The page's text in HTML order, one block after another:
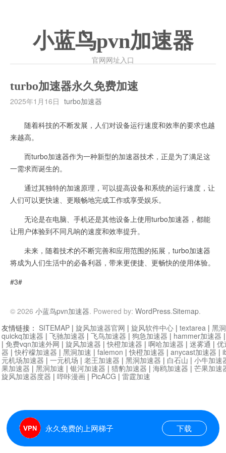
小蓝鸟pvn加速器
官网网址入口
turbo加速器永久免费加速
2025年1月16日 turbo加速器
随着科技的不断发展，人们对设备运行速度和效率的要求也越
来越高。
而turbo加速器作为一种新型的加速器技术，正是为了满足这
一需求而诞生的。
通过其独特的加速原理，可以提高设备和系统的运行速度，让
人们可以更快速、更顺畅地完成工作或享受娱乐。
无论是在电脑、手机还是其他设备上使用turbo加速器，都能
让用户体验到不同凡响的速度和效率提升。
未来，随着技术的不断完善和应用范围的拓展，turbo加速器
将成为人们生活中的必备利器，带来更便捷、更畅快的使用体验。
#3#
© 2026 小蓝鸟pvn加速器. Powered by: WordPress.Sitemap.
永久免费的上网梯子 下载
友情链接： SITEMAP | 旋风加速器官网 | 旋风软件中心 | textarea | 黑
quickq加速器 | 飞驰加速器 | 飞鸟加速器 | 狗急加速器 | hammer加速器
| 免费vqn加速外网 | 旋风加速器 |快橙加速器 | 啊哈加速器 | 迷雾通 | 优
器 |快柠檬加速器 | 黑洞加速 | falemon |快橙加速器 | anycast加速器 |
元机场加速器 | 一元机场 | 老王加速器 | 黑洞加速器 | 白石山 | 小牛加速
果加速器 | 黑洞加速 | 银河加速器 | 猎豹加速器 | 海鸥加速器 | 芒果加速
旋风加速器度器 | 哔咔漫画 | PicACG | 雷霆加速